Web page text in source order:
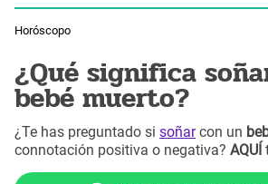
Horóscopo
¿Qué significa
bebé muerto?
¿Te has preguntado si soñarcon un
connotación positiva o negativa? AQUÍ